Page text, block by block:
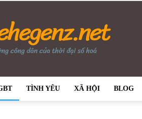
TÌNH YÊU XÃ HỘI BLOG